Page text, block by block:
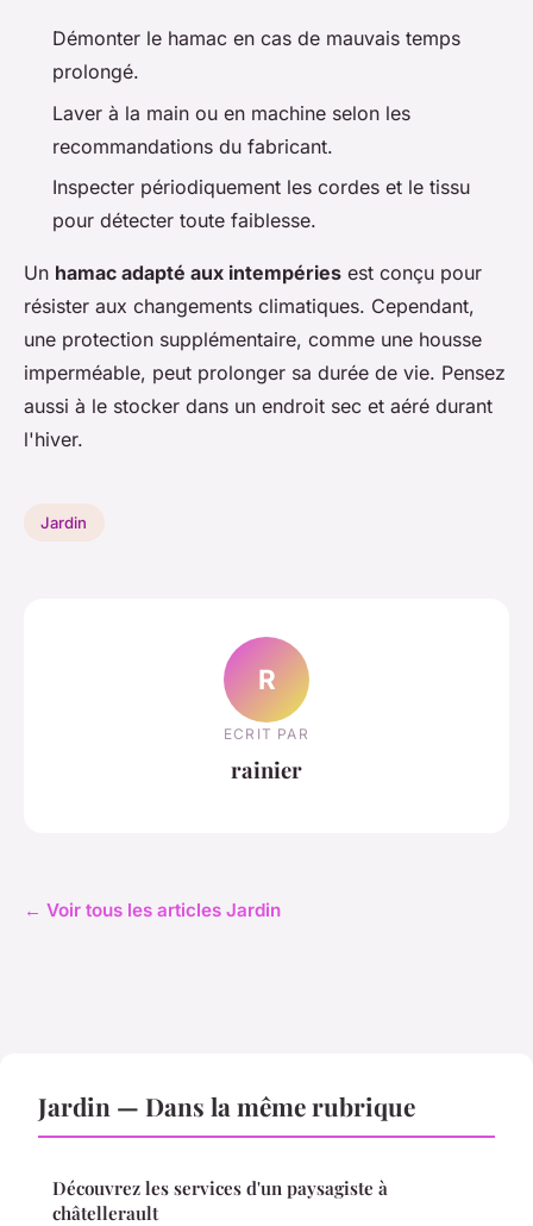
Démonter le hamac en cas de mauvais temps
prolongé.
Laver à la main ou en machine selon les
recommandations du fabricant.
Inspecter périodiquement les cordes et le tissu
pour détecter toute faiblesse.
Un hamac adapté aux intempéries est conçu pour
résister aux changements climatiques. Cependant,
une protection supplémentaire, comme une housse
imperméable, peut prolonger sa durée de vie. Pensez
aussi à le stocker dans un endroit sec et aéré durant
l'hiver.
Jardin
R
ECRIT PAR
rainier
← Voir tous les articles Jardin
Jardin — Dans la même rubrique
Découvrez les services d'un paysagiste à
châtellerault